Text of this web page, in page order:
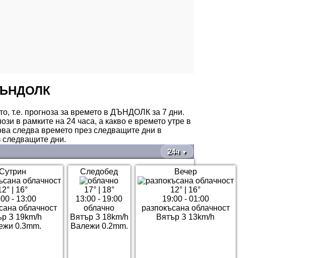
т.е. прогноза за времето в ДЪНДОЛК за 7 дни.
в рамките на 24 часа, а какво е времето утре в
следва времето през следващите дни в
дни.
24ч ▼
16°
- 13:00
облачност
З 19km/h
0.3mm.
Следобед
17°| 18°
13:00 - 19:00
облачно
Вятър З 18km/h
Валежи 0.2mm.
Вечер
12°
16°
19:00 - 01:00
разпокъсана облачност
Вятър З 13km/h